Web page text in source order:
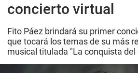
concierto virtual
Fito Páez brindará su primer
que tocará los temas de su más
musical titulada "La conquista del